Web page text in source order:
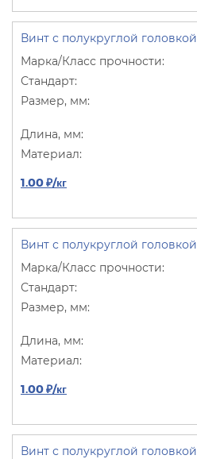
Винт с полукруглой головкой
1.00 ₽/кг
Винт с полукруглой головкой
1.00 ₽/кг
Винт с полукруглой головкой